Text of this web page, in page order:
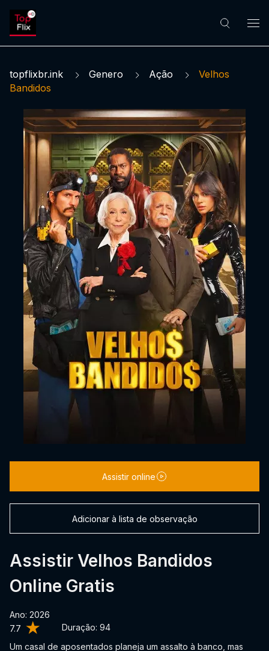
topflixbr.ink Genero Ação
Velhos
Bandidos
7.7 Duração: 94
Assistir Velhos Bandidos
Online Gratis
Ano: 2026
Um casal de aposentados planeja um assalto à banco, mas
Assistir online
Adicionar à lista de observação